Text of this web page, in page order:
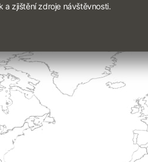
zjištění zdroje návštěvnosti.